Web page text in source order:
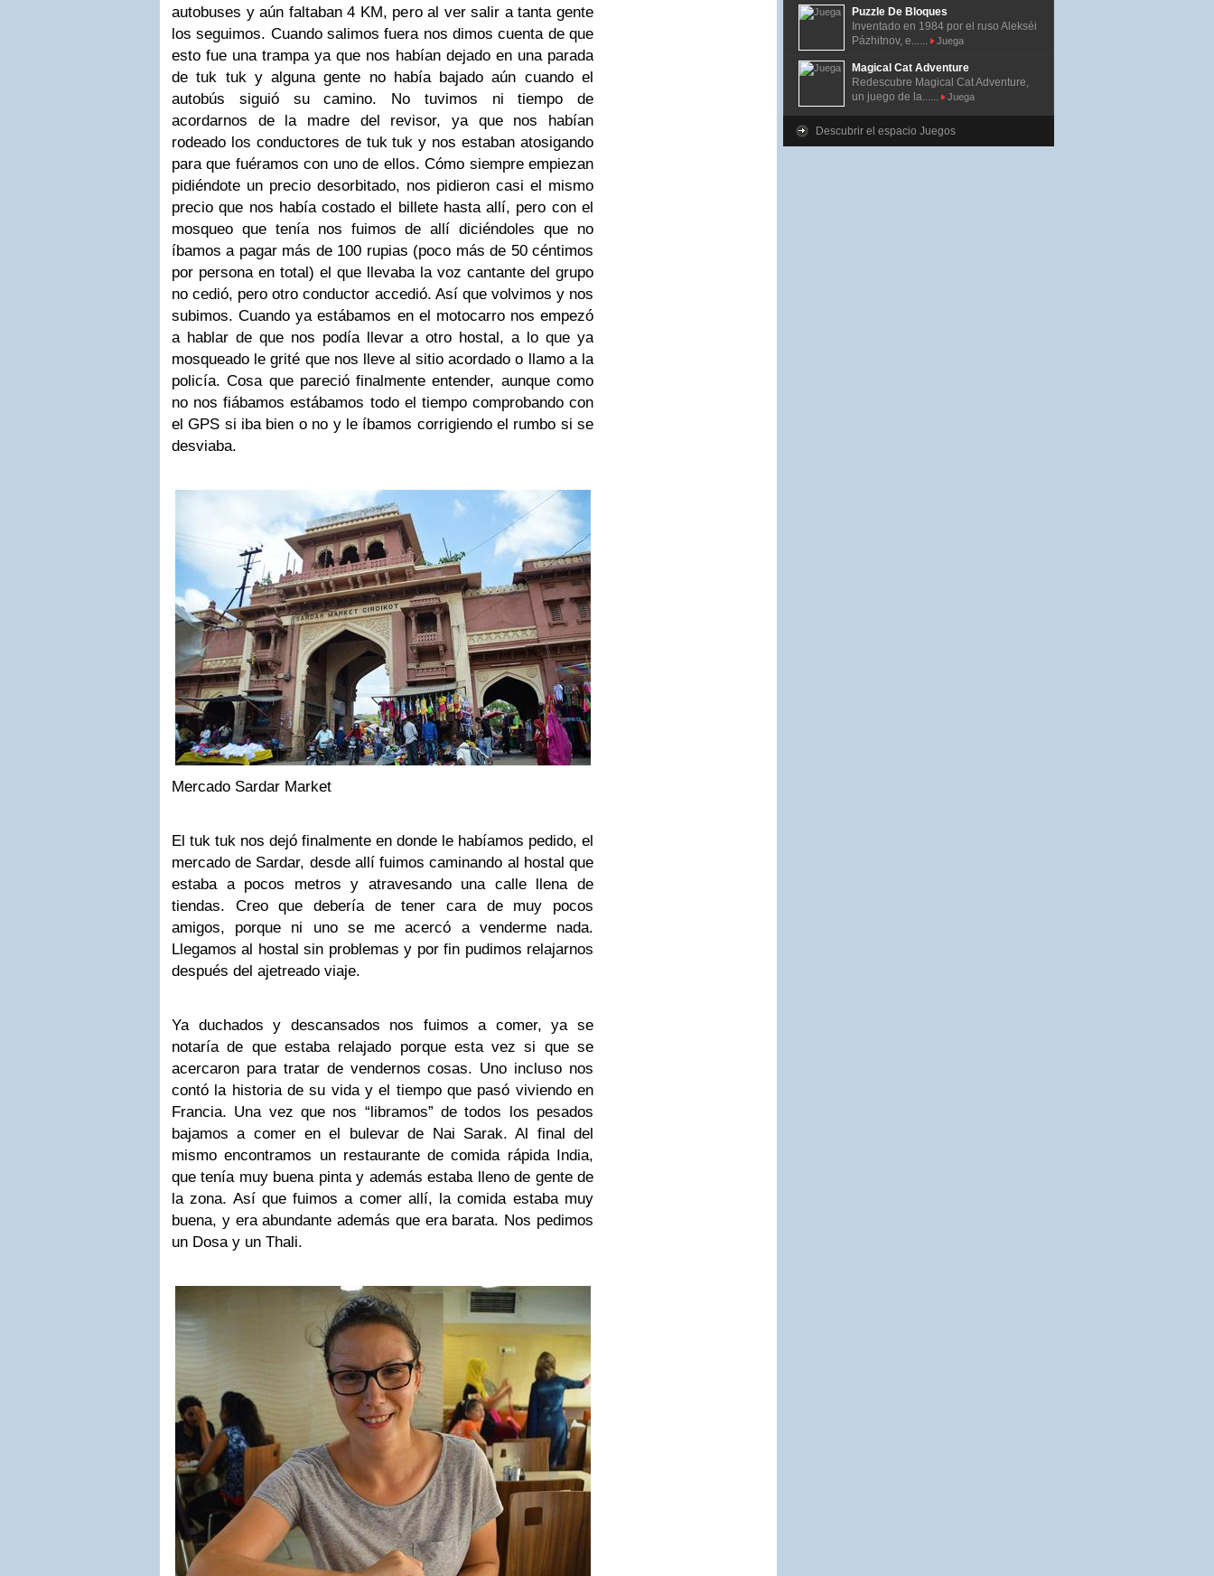
autobuses y aún faltaban 4 KM, pero al ver salir a tanta gente
los seguimos. Cuando salimos fuera nos dimos cuenta de que
esto fue una trampa ya que nos habían dejado en una parada
de tuk tuk y alguna gente no había bajado aún cuando el
autobús siguió su camino. No tuvimos ni tiempo de
acordarnos de la madre del revisor, ya que nos habían
rodeado los conductores de tuk tuk y nos estaban atosigando
para que fuéramos con uno de ellos. Cómo siempre empiezan
pidiéndote un precio desorbitado, nos pidieron casi el mismo
precio que nos había costado el billete hasta allí, pero con el
mosqueo que tenía nos fuimos de allí diciéndoles que no
íbamos a pagar más de 100 rupias (poco más de 50 céntimos
por persona en total) el que llevaba la voz cantante del grupo
no cedió, pero otro conductor accedió. Así que volvimos y nos
subimos. Cuando ya estábamos en el motocarro nos empezó
a hablar de que nos podía llevar a otro hostal, a lo que ya
mosqueado le grité que nos lleve al sitio acordado o llamo a la
policía. Cosa que pareció finalmente entender, aunque como
no nos fiábamos estábamos todo el tiempo comprobando con
el GPS si iba bien o no y le íbamos corrigiendo el rumbo si se
desviaba.
Mercado Sardar Market
El tuk tuk nos dejó finalmente en donde le habíamos pedido, el
mercado de Sardar, desde allí fuimos caminando al hostal que
estaba a pocos metros y atravesando una calle llena de
tiendas. Creo que debería de tener cara de muy pocos
amigos, porque ni uno se me acercó a venderme nada.
Llegamos al hostal sin problemas y por fin pudimos relajarnos
después del ajetreado viaje.
Ya duchados y descansados nos fuimos a comer, ya se
notaría de que estaba relajado porque esta vez si que se
acercaron para tratar de vendernos cosas. Uno incluso nos
contó la historia de su vida y el tiempo que pasó viviendo en
Francia. Una vez que nos “libramos” de todos los pesados
bajamos a comer en el bulevar de Nai Sarak. Al final del
mismo encontramos un restaurante de comida rápida India,
que tenía muy buena pinta y además estaba lleno de gente de
la zona. Así que fuimos a comer allí, la comida estaba muy
buena, y era abundante además que era barata. Nos pedimos
un Dosa y un Thali.
Puzzle De Bloques
Inventado en 1984 por el ruso Alekséi
Pázhitnov, e......
Juega
Magical Cat Adventure
Redescubre Magical Cat Adventure,
un juego de la......
Juega
Descubrir el espacio Juegos